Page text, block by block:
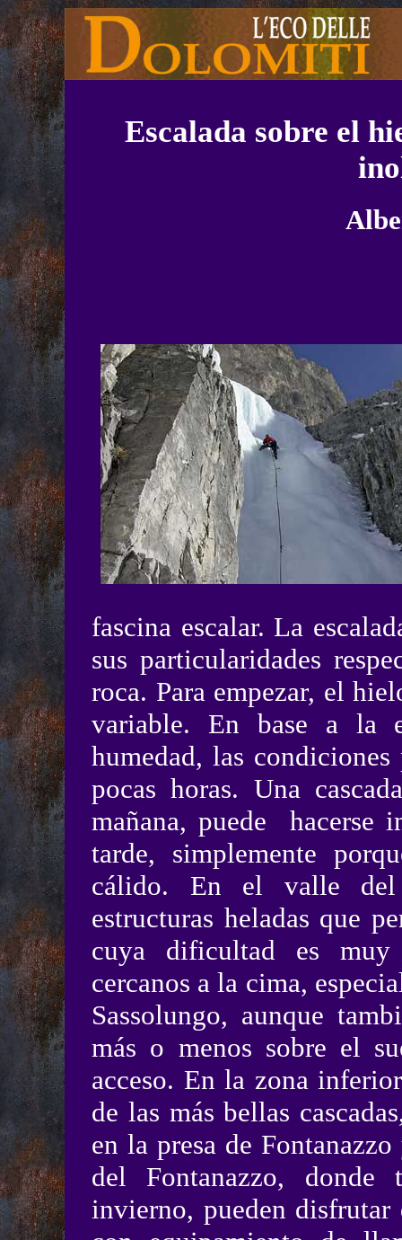
Escalada sobre el
fascina escalar. La
sus particularidades
roca. Para empezar, el
variable. En base a la
humedad, las
pocas horas. Una
mañana, puede hacerse
tarde, simplemente
cálido. En el valle del
estructuras heladas que
cuya dificultad es muy
cercanos a la cima,
Sassolungo, aunque
más o menos sobre el
acceso. En la zona
de las más bellas
en la presa de
del Fontanazzo,
invierno, pueden